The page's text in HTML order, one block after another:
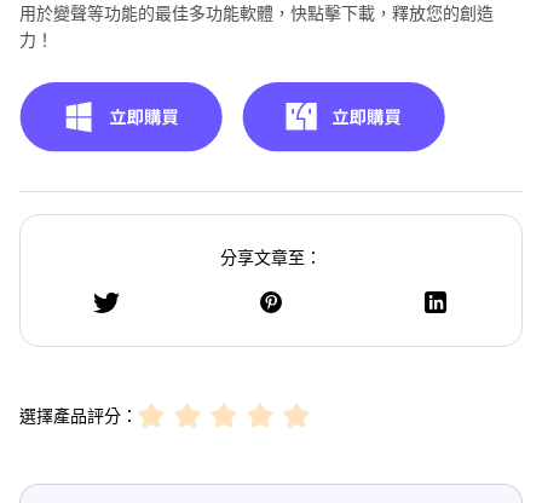
用於變聲等功能的最佳多功能軟體，快點擊下載，釋放您的創造
力！
分享文章至：
選擇產品評分：